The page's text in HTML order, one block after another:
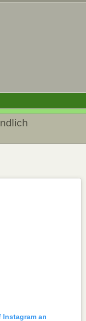
Instagram an